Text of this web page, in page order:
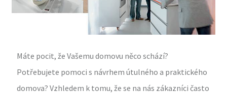
Máte pocit, že Vašemu domovu něco schází?
Potřebujete pomoci s návrhem útulného a praktického
domova? Vzhledem k tomu, že se na nás zákazníci často